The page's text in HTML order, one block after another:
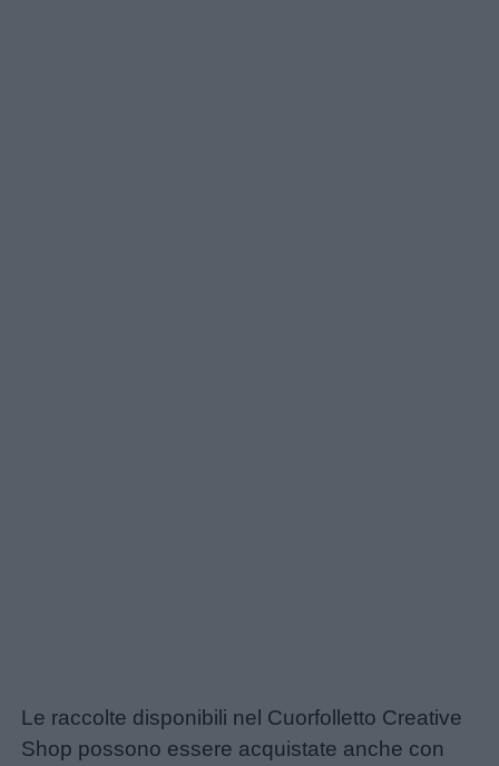
Le raccolte disponibili nel Cuorfolletto Creative
Shop possono essere acquistate anche con